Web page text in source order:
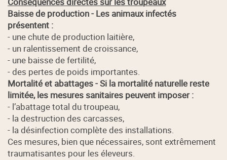
Baisse de production - Les animaux infectés
présentent :
- une chute de production laitière,
- un ralentissement de croissance,
- une baisse de fertilité,
- des pertes de poids importantes.
Mortalité et abattages - Si la mortalité naturelle reste
limitée, les mesures sanitaires peuvent imposer :
- l’abattage total du troupeau,
- la destruction des carcasses,
- la désinfection complète des installations.
Ces mesures, bien que nécessaires, sont extrêmement
traumatisantes pour les éleveurs.